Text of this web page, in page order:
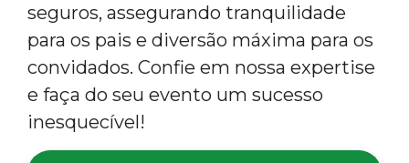
seguros, assegurando tranquilidade
para os pais e diversão máxima para os
convidados. Confie em nossa expertise
e faça do seu evento um sucesso
inesquecível!